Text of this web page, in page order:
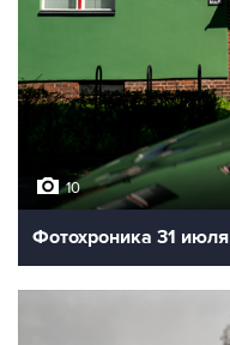
10
Фотохроника 31 июля